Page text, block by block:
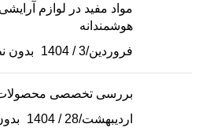
مواد مفید در لوازم
هوشمندانه
فروردین/3 / 1404
بدون
بررسی تخصصی محصولات
اردیبهشت/28 / 1404